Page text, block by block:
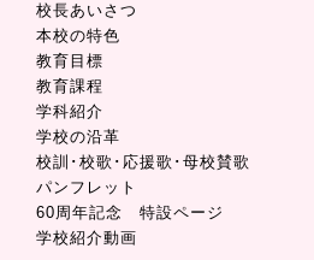
校長あいさつ
本校の特色
教育目標
教育課程
学科紹介
学校の沿革
校訓･校歌･応援歌･母校賛歌
パンフレット
60周年記念 特設ページ
学校紹介動画